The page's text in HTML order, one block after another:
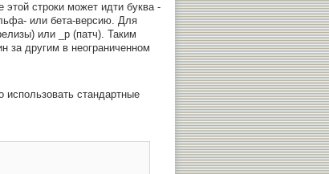
строки может идти буква -
или бета-версию. Для
или _p (патч). Таким
за другим в неограниченном
использовать стандартные